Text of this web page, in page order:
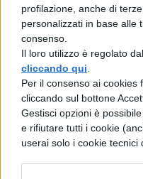
profilazione, anche di
personalizzati in base alle
consenso.
Il loro utilizzo è regolato
cliccando qui
Per il consenso ai cookies
cliccando sul bottone
Gestisci opzioni è
e rifiutare tutti i cookie
userai solo i cookie tecnici
50.000 euro
La successiva
dell’Istruzione
12.11.2021,
ulteriormente che
possono indicare